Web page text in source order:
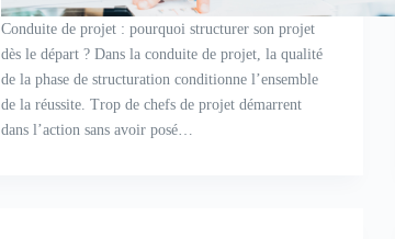
Conduite de projet : pourquoi structurer son projet
dès le départ ? Dans la conduite de projet, la qualité
de la phase de structuration conditionne l’ensemble
de la réussite. Trop de chefs de projet démarrent
dans l’action sans avoir posé…